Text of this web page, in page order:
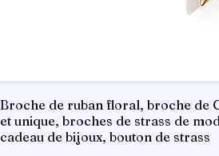
Broche de ruban floral, broche de
et unique, broches de strass de
cadeau de bijoux, bouton de strass